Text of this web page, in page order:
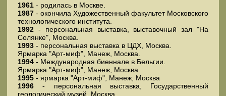
1961 - родилась в Москве.
1987 - окончила Художественный факультет Московского
технологического института.
1992 - персональная выставка, выставочный зал "На
Солянке", Москва.
1993 - персональная выставка в ЦДХ, Москва.
Ярмарка "Арт-миф", Манеж, Москва.
1994 - Международная биеннале в Бельгии.
Ярмарка "Арт-миф", Манеж, Москва.
1995 - ярмарка "Арт-миф", Манеж, Москва
1996 - персональная выставка, Государственный
геологический музей, Москва.